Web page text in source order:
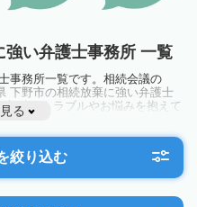
い弁護士事務所 一覧
事務所一覧です。相続会議の
下野市の相続放棄に強い弁護士
続のトラブルやお悩みを抱えて
ましょう。
る
絞り込む